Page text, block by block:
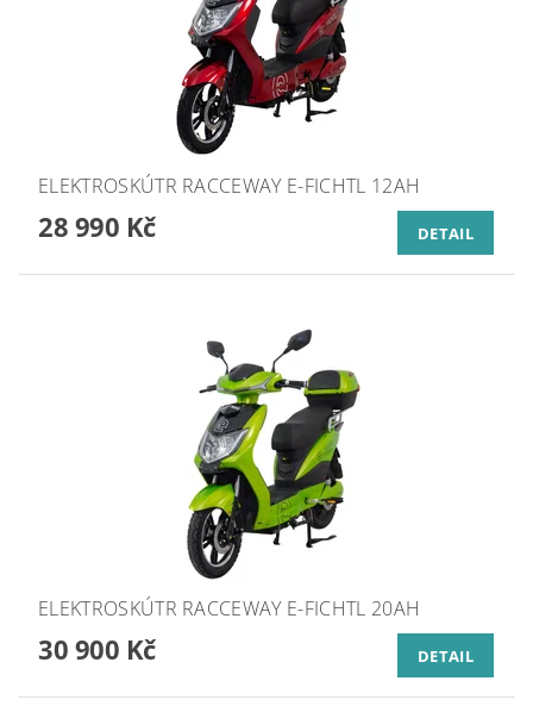
ELEKTROSKÚTR RACCEWAY E-FICHTL 12AH
28 990 Kč DETAIL
ELEKTROSKÚTR RACCEWAY E-FICHTL 20AH
30 900 Kč DETAIL